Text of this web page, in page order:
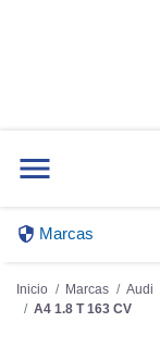
Marcas
Inicio Marcas Audi
A4 1.8 T 163 CV